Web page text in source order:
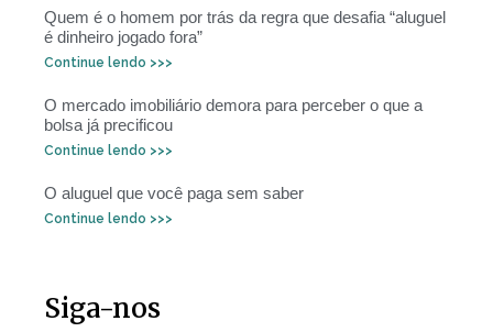
Quem é o homem por trás da regra que desafia “aluguel
é dinheiro jogado fora”
Continue lendo >>>
O mercado imobiliário demora para perceber o que a
bolsa já precificou
Continue lendo >>>
O aluguel que você paga sem saber
Continue lendo >>>
Siga-nos